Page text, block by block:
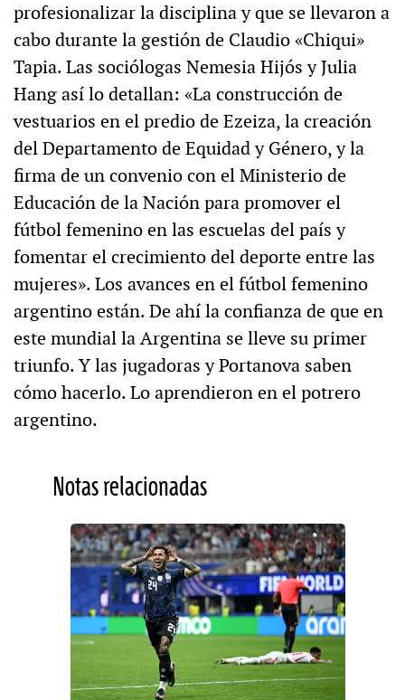
profesionalizar la disciplina y que se llevaron a
cabo durante la gestión de Claudio «Chiqui»
Tapia. Las sociólogas Nemesia Hijós y Julia
Hang así lo detallan: «La construcción de
vestuarios en el predio de Ezeiza, la creación
del Departamento de Equidad y Género, y la
firma de un convenio con el Ministerio de
Educación de la Nación para promover el
fútbol femenino en las escuelas del país y
fomentar el crecimiento del deporte entre las
mujeres». Los avances en el fútbol femenino
argentino están. De ahí la confianza de que en
este mundial la Argentina se lleve su primer
triunfo. Y las jugadoras y Portanova saben
cómo hacerlo. Lo aprendieron en el potrero
argentino.
Notas relacionadas